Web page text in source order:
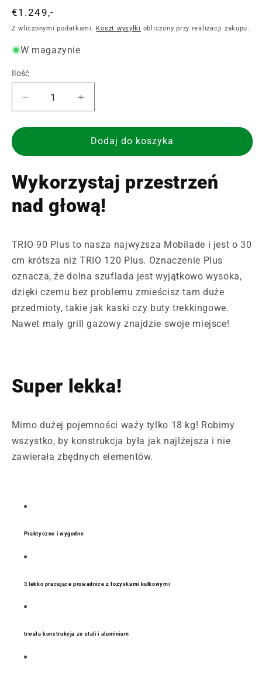
Cena
regularna
€1.249,-
Z wliczonymi podatkami. Koszt wysyłki obliczony przy realizacji zakupu.
W magazynie
Ilość
Ilość
Zmniejsz
ilość
dla
90
Zwiększ
ilość
dla
TRIO
90
Dodaj do koszyka
Wykorzystaj przestrzeń
nad głową!
TRIO 90 Plus to nasza najwyższa Mobilade i jest o 30
cm krótsza niż TRIO 120 Plus. Oznaczenie Plus
oznacza, że dolna szuflada jest wyjątkowo wysoka,
dzięki czemu bez problemu zmieścisz tam duże
przedmioty, takie jak kaski czy buty trekkingowe.
Nawet mały grill gazowy znajdzie swoje miejsce!
Super lekka!
Mimo dużej pojemności waży tylko 18 kg! Robimy
wszystko, by konstrukcja była jak najlżejsza i nie
zawierała zbędnych elementów.
Praktyczne i wygodne
3 lekko pracujące prowadnice z łożyskami kulkowymi
trwała konstrukcja ze stali i aluminium